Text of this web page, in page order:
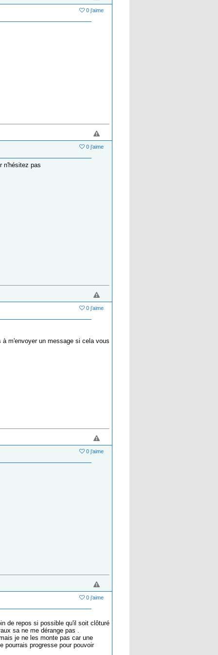
0 j'aime
0 j'aime
n'hésitez pas
0 j'aime
m'envoyer un message si cela vous
0 j'aime
0 j'aime
de repos si possible qu'il soit clôturé
sa ne me dérange pas .
je ne les monte pas car une
pourrais progresse pour pouvoir